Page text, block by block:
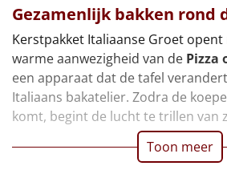
Alle artikelen
Overige
Ideeën
Personeel
Gezamenlijk bakken rond
Kerstpakket Italiaanse Groet opent
warme aanwezigheid van de Pizza
een apparaat dat de tafel
Italiaans bakatelier. Zodra de
komt, begint de lucht te trillen van
Toon meer